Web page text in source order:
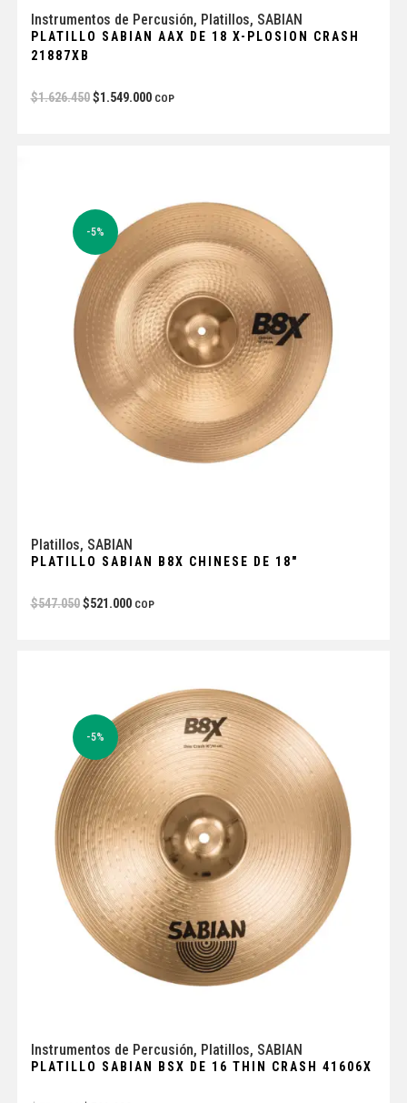
Instrumentos de Percusión, Platillos, SABIAN
PLATILLO SABIAN AAX DE 18 X-PLOSION CRASH
21887XB
$1.626.450 $1.549.000 COP
-5%
Platillos, SABIAN
PLATILLO SABIAN B8X CHINESE DE 18″
$547.050 $521.000 COP
-5%
Instrumentos de Percusión, Platillos, SABIAN
PLATILLO SABIAN BSX DE 16 THIN CRASH 41606X